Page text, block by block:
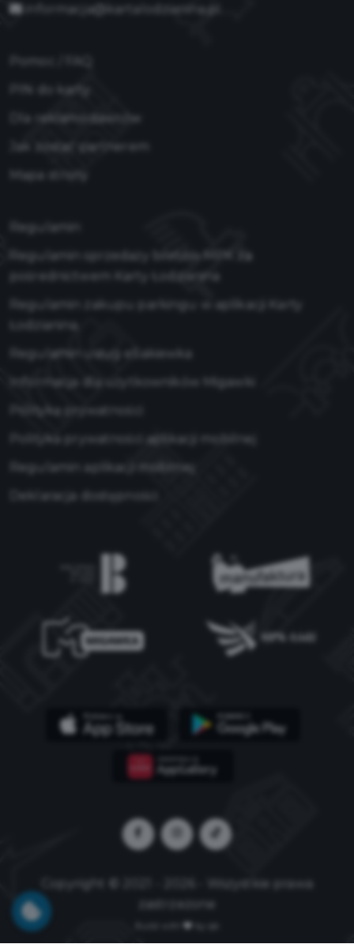
informacja@kartalodzianina.pl
PIN do karty
Dla reklamodawców
Jak zostać partnerem
Mapa strony
Regulamin
Regulamin sprzedaży biletów MPK za
pośrednictwem Karty Łodzianina
Regulamin zakupu parkingu w aplikacji Karty
Łodzianina
Regulamin usług eSakiewka
Informacja dla użytkowników Migawki
Polityka prywatności
Polityka prywatności aplikacji mobilnej
Regulamin aplikacji mobilnej
Deklaracja dostępności